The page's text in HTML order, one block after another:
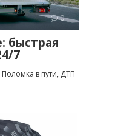
0
быстрая
7
в пути, ДТП